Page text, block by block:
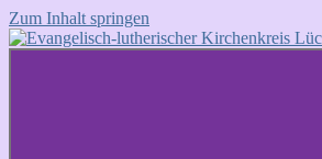
Zum Inhalt springen